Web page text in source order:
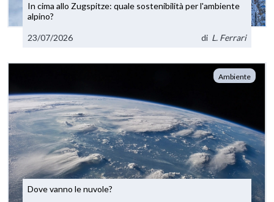
In cima allo Zugspitze: quale sostenibilità per l'ambiente
alpino?
23/07/2026 di L. Ferrari
Ambiente
Dove vanno le nuvole?